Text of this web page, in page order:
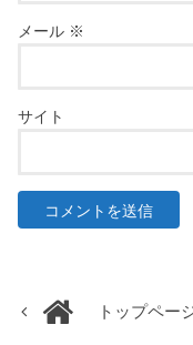
メール ※
サイト
トップペー